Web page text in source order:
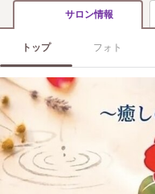
サロン情報
トップ フォト